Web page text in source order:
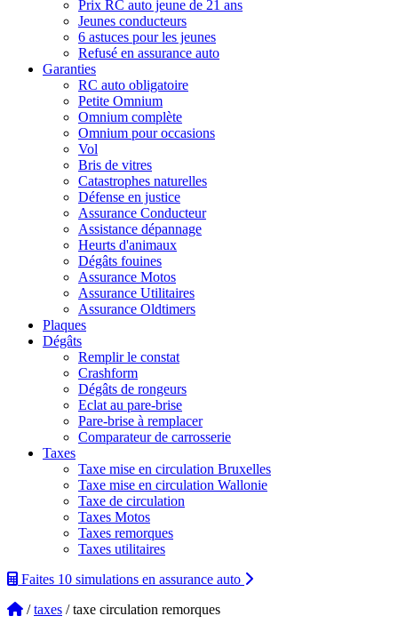
Prix RC auto jeune de 21 ans
Jeunes conducteurs
6 astuces pour les jeunes
Refusé en assurance auto
Garanties
RC auto obligatoire
Petite Omnium
Omnium complète
Omnium pour occasions
Vol
Bris de vitres
Catastrophes naturelles
Défense en justice
Assurance Conducteur
Assistance dépannage
Heurts d'animaux
Dégâts fouines
Assurance Motos
Assurance Utilitaires
Assurance Oldtimers
Plaques
Dégâts
Remplir le constat
Crashform
Dégâts de rongeurs
Eclat au pare-brise
Pare-brise à remplacer
Comparateur de carrosserie
Taxes
Taxe mise en circulation Bruxelles
Taxe mise en circulation Wallonie
Taxe de circulation
Taxes Motos
Taxes remorques
Taxes utilitaires
Faites 10 simulations en assurance auto
/taxes / taxe circulation remorques